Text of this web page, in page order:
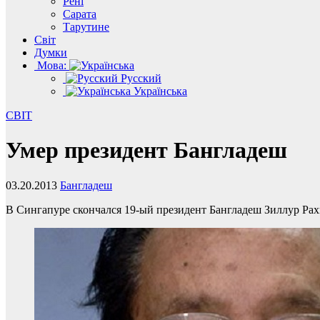
Сарата
Тарутине
Світ
Думки
Мова:
Русский
Українська
СВІТ
Умер президент Бангладеш
03.20.2013 Бангладеш
В Сингапуре скончался 19-ый президент Бангладеш Зиллур